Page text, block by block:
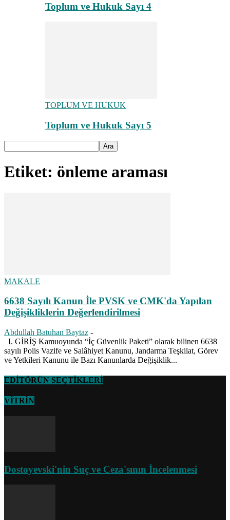
Toplum ve Hukuk Sayı 4
TOPLUM VE HUKUK
Toplum ve Hukuk Sayı 5
Etiket: önleme araması
MAKALE
6638 Sayılı Kanun İle PVSK ve CMK'da Yapılan
Değişikliklerin Değerlendirilmesi
Abdullah Batuhan Baytaz -
I. GİRİŞ Kamuoyunda “İç Güvenlik Paketi” olarak bilinen 6638
sayılı Polis Vazife ve Salâhiyet Kanunu, Jandarma Teşkilat, Görev
ve Yetkileri Kanunu ile Bazı Kanunlarda Değişiklik...
EDİTÖRÜN SEÇTİKLERİ
VİTRİN
Dostoyevski'nin Suç ve Ceza'sının İncelenmesi